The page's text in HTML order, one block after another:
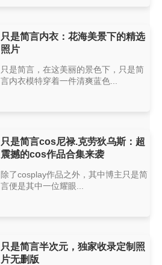
只是简言内衣：花海美景下的精选
照片
只是简言，在这美丽的景色下，只是简
言内衣模特穿着一件清爽蓝色...
只是简言cos尼禄.克劳狄乌斯：超
震撼的cos作品合集来袭
除了cosplay作品之外，其中博主只是简
言便是其中一位耀眼...
只是简言半次元，独家收录定制照
片无删版